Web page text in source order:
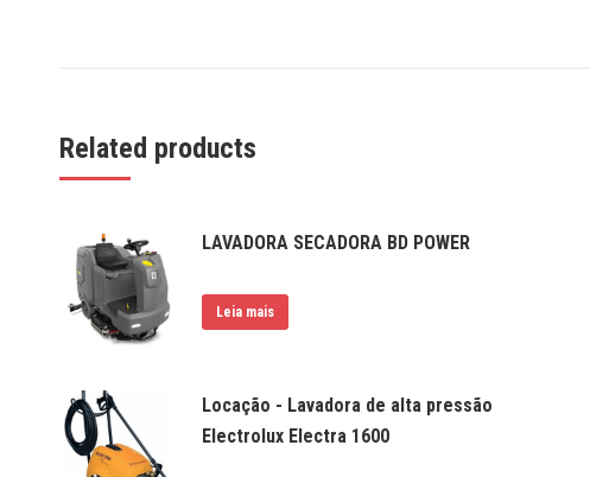
Related products
LAVADORA SECADORA BD POWER
Leia mais
Locação - Lavadora de alta pressão
Electrolux Electra 1600